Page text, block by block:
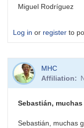
Miguel Rodríguez
Log in or register to
MHC
Affiliation
Sebastián,
Sebastián, muchas